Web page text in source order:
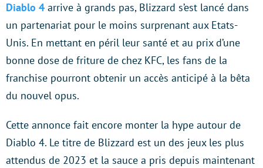
Diablo 4 arrive à grands pas, Blizzard s’est lancé dans
un partenariat pour le moins surprenant aux Etats-
Unis. En mettant en péril leur santé et au prix d’une
bonne dose de friture de chez KFC, les fans de la
franchise pourront obtenir un accès anticipé à la bêta
du nouvel opus.
Cette annonce fait encore monter la hype autour de
Diablo 4. Le titre de Blizzard est un des jeux les plus
attendus de 2023 et la sauce a pris depuis maintenant